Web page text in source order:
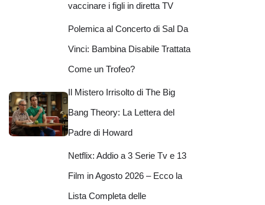
vaccinare i figli in diretta TV
Polemica al Concerto di Sal Da
Vinci: Bambina Disabile Trattata
Come un Trofeo?
Il Mistero Irrisolto di The Big
Bang Theory: La Lettera del
Padre di Howard
Netflix: Addio a 3 Serie Tv e 13
Film in Agosto 2026 – Ecco la
Lista Completa delle